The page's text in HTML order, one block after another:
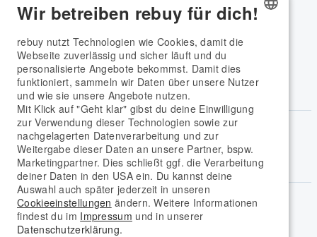
rebuy Apps
Social Media
GERMAN
Wir betreiben rebuy für dich!
rebuy nutzt Technologien wie Cookies, damit die
Webseite zuverlässig und sicher läuft und du
personalisierte Angebote bekommst. Damit dies
funktioniert, sammeln wir Daten über unsere Nutzer
und wie sie unsere Angebote nutzen.
Mit Klick auf "Geht klar" gibst du deine Einwilligung
zur Verwendung dieser Technologien sowie zur
nachgelagerten Datenverarbeitung und zur
Weitergabe dieser Daten an unsere Partner, bspw.
Marketingpartner. Dies schließt ggf. die Verarbeitung
deiner Daten in den USA ein. Du kannst deine
Auswahl auch später jederzeit in unseren
Cookieeinstellungen ändern. Weitere Informationen
findest du im Impressum und in unserer
Datenschutzerklärung.